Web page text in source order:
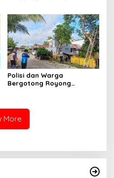
Polisi dan Warga
Bergotong Royong
More